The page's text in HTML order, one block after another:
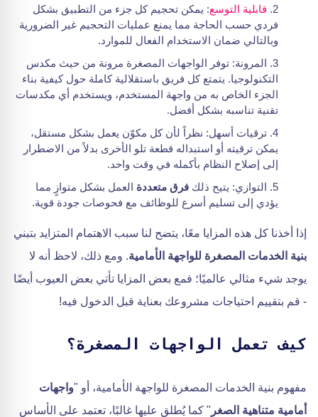
قابلية التوسع: يمكن تحجيم كل جزء من التطبيق بشكل
فردي حسب الحاجة مما يمنع عمليات التحجيم غير الضرورية
وبالتالي ضمان الاستخدام الفعال للموارد.
المرونة: توفر الواجهات المصغرة مرونة من حيث مكدس
التكنولوجيا. يتمتع كل فريق باستقلالية كاملة حول كيفية بناء
الجزء الخاص به من واجهة المستخدم، ويستخدم أي مكدسات
تقنية تناسبه بشكل أفضل.
ترقيات أسهل: نظراً لأن كل مكوّن يعمل بشكل مستقل،
يمكن ترقيته أو استبداله قطعة تلو الأخرى بدلاً من الاضطرار
إلى إصلاح النظام بأكمله في وقت واحد.
التوازي: يتيح ذلك فرق متعددة العمل بشكل متوازٍ مما
يؤدي إلى تسليم أسرع للوظائف مع فحوصات جودة قوية.
إذا أخذنا كل هذه المزايا معًا، يتضح لنا سبب الاهتمام المتزايد بتبني
بنية الخدمات المصغرة للواجهة الأمامية. ومع ذلك، لاحظ أنه لا
يوجد شيء مثالي عالميًا؛ فمع بعض المزايا تأتي بعض العيوب أيضًا
- قم بتقييم احتياجات مشروعك بعناية قبل الدخول فيه!
كيف تعمل الواجهات المصغرة؟
مفهوم بنية الخدمات المصغرة للواجهة الأمامية، أو "واجهات
أمامية متناهية الصغر " كما يُطلق عليها غالبًا، تعتمد على الأساس